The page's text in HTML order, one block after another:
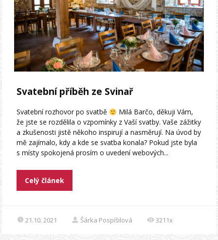
Svatební příběh ze Svinař
Svatební rozhovor po svatbě
Milá Barčo, děkuji Vám,
že jste se rozdělila o vzpomínky z Vaší svatby. Vaše zážitky
a zkušenosti jistě někoho inspirují a nasměrují. Na úvod by
mě zajímalo, kdy a kde se svatba konala? Pokud jste byla
s místy spokojená prosím o uvedení webových...
Celý článek
21.10. 2021 Šárka Pospíšilová 3211x